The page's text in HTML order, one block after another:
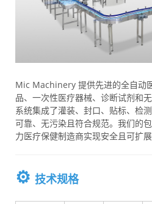
Mic Machinery 提供先进的全自动
品、一次性医疗器械、诊断试剂和
系统集成了灌装、封口、贴标、检
可靠、无污染且符合规范。我们的
力医疗保健制造商实现安全且可扩展
⚙️ 技术规格